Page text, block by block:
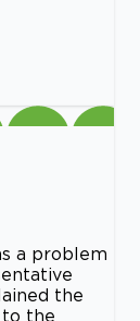
a problem
the
the